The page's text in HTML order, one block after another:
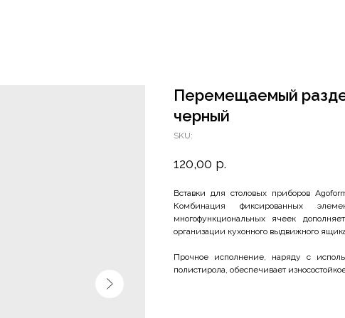
Перемещаемый
черный
SKU:
120,00 р.
Вставки для столовых приборов
Комбинация фиксированных
многофункциональных ячеек
организации кухонного выдвижного
Прочное исполнение, наряду с
полистирола, обеспечивает